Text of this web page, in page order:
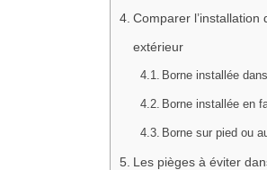
Comparer l’installation
extérieur
Borne installée
Borne installée en
Borne sur pied ou
Les pièges à éviter